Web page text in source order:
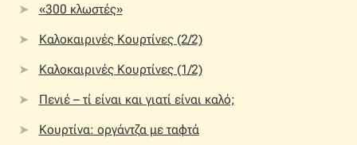
«300 κλωστές»
Καλοκαιρινές Κουρτίνες (2/2)
Καλοκαιρινές Κουρτίνες (1/2)
Πενιέ – τί είναι και γιατί είναι καλό;
Κουρτίνα: οργάντζα με ταφτά